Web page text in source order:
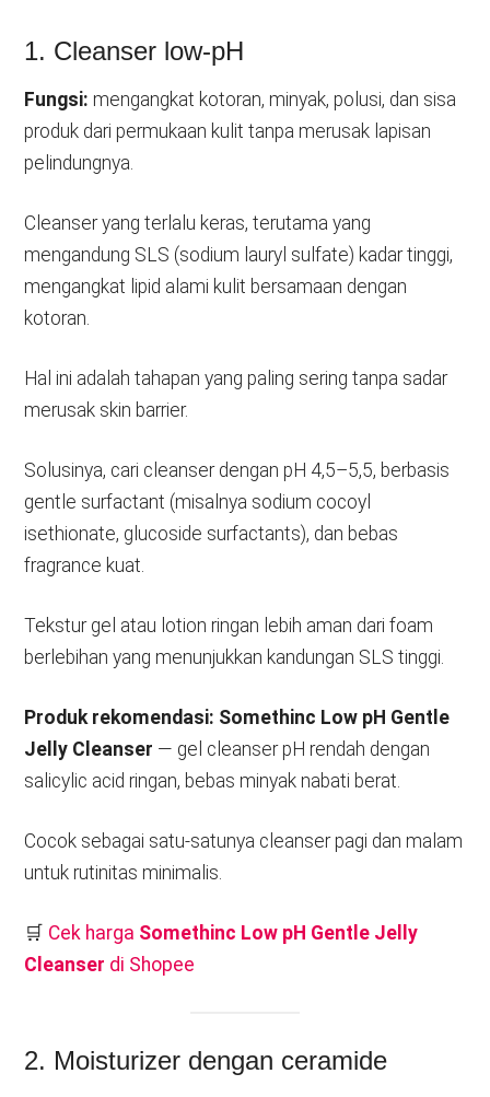
1. Cleanser low-pH
Fungsi: mengangkat kotoran, minyak, polusi, dan sisa
produk dari permukaan kulit tanpa merusak lapisan
pelindungnya.
Cleanser yang terlalu keras, terutama yang
mengandung SLS (sodium lauryl sulfate) kadar tinggi,
mengangkat lipid alami kulit bersamaan dengan
kotoran.
Hal ini adalah tahapan yang paling sering tanpa sadar
merusak skin barrier.
Solusinya, cari cleanser dengan pH 4,5–5,5, berbasis
gentle surfactant (misalnya sodium cocoyl
isethionate, glucoside surfactants), dan bebas
fragrance kuat.
Tekstur gel atau lotion ringan lebih aman dari foam
berlebihan yang menunjukkan kandungan SLS tinggi.
Produk rekomendasi: Somethinc Low pH Gentle
Jelly Cleanser — gel cleanser pH rendah dengan
salicylic acid ringan, bebas minyak nabati berat.
Cocok sebagai satu-satunya cleanser pagi dan malam
untuk rutinitas minimalis.
🛒 Cek harga Somethinc Low pH Gentle Jelly
Cleanser di Shopee
2. Moisturizer dengan ceramide